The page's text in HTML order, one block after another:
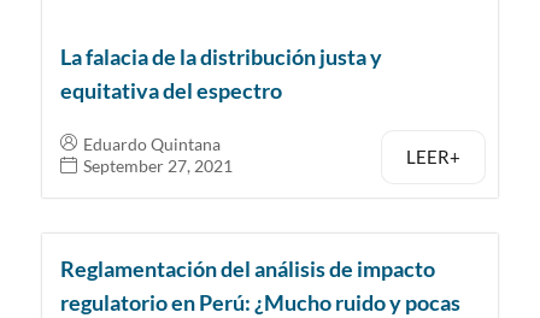
La falacia de la distribución justa y
equitativa del espectro
Eduardo Quintana
September 27, 2021
LEER+
Reglamentación del análisis de impacto
regulatorio en Perú: ¿Mucho ruido y pocas